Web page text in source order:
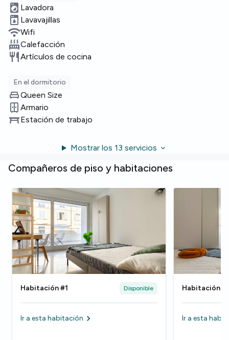
Lavadora
Lavavajillas
Wifi
Calefacción
Artículos de cocina
En el dormitorio
Queen Size
Armario
Estación de trabajo
Mostrar los 13 servicios
Compañeros de piso y habitaciones
Habitación #1 Disponible
Ir a esta habitación
Habitación
Ir a esta